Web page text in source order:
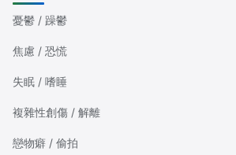
憂鬱 / 躁鬱
焦慮 / 恐慌
失眠 / 嗜睡
複雜性創傷 / 解離
戀物癖 / 偷拍